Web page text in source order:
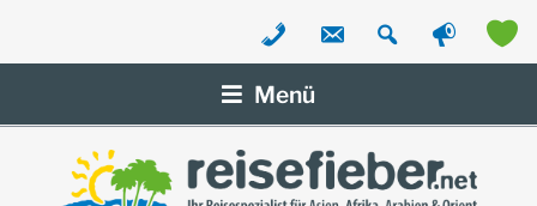
Zum
Menü